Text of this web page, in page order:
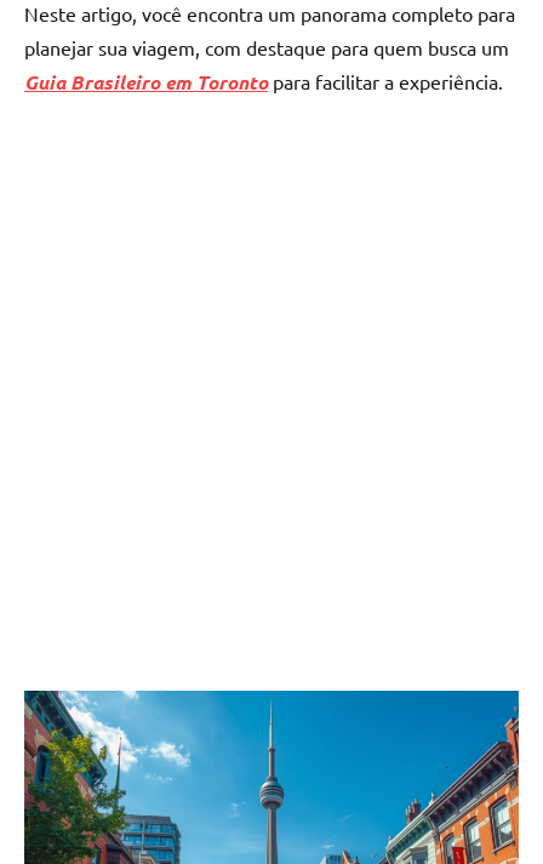
Neste artigo, você encontra um panorama completo para
planejar sua viagem, com destaque para quem busca um
Guia Brasileiro em Torontopara facilitar a experiência.